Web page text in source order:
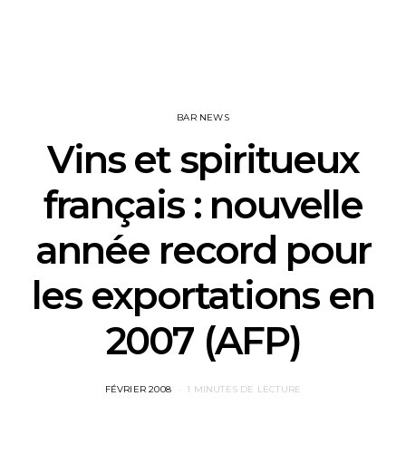
BAR NEWS
Vins et spiritueux
français : nouvelle
année record pour
les exportations en
2007 (AFP)
POSTED
FÉVRIER 2008 1 MINUTES DE LECTURE